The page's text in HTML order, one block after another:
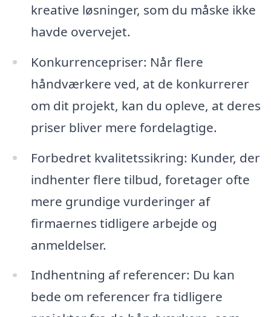
kreative løsninger, som du måske ikke
havde overvejet.
Konkurrencepriser: Når flere
håndværkere ved, at de konkurrerer
om dit projekt, kan du opleve, at deres
priser bliver mere fordelagtige.
Forbedret kvalitetssikring: Kunder, der
indhenter flere tilbud, foretager ofte
mere grundige vurderinger af
firmaernes tidligere arbejde og
anmeldelser.
Indhentning af referencer: Du kan
bede om referencer fra tidligere